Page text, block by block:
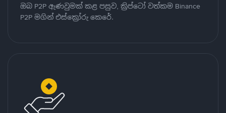
ඔබ P2P ඇණවුමක් කළ පසුව, ක්‍රිප්ටෝ වත්කම Binance
P2P මගින් එස්ක්‍රෝරු කෙරේ.